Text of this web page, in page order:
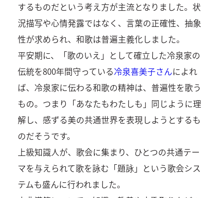
するものだという考え方が主流となりました。状
況描写や心情発露ではなく、言葉の正確性、抽象
性が求められ、和歌は普遍主義化しました。
平安期に、「歌のいえ」として確立した冷泉家の
伝統を800年間守っている冷泉喜美子さんによれ
ば、冷泉家に伝わる和歌の精神は、普遍性を歌う
もの。つまり「あなたもわたしも」同じように理
解し、感ずる美の共通世界を表現しようとするも
のだそうです。
上級知識人が、歌会に集まり、ひとつの共通テー
マを与えられて歌を詠む「題詠」という歌会シス
テムも盛んに行われました。